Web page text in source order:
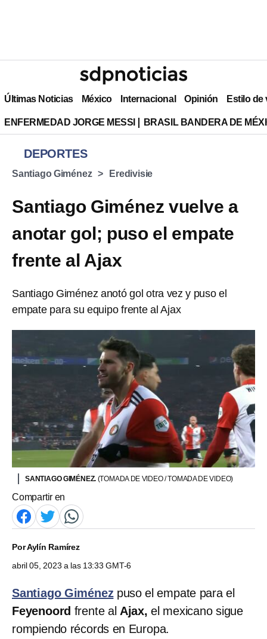
Últimas Noticias México Internacional Opinión Estilo de
ENFERMEDAD JORGE MESSI BRASIL BANDERA DE
DEPORTES
Santiago Giménez Eredivisie
Santiago Giménez vuelve a
anotar gol; puso el empate
frente al Ajax
Santiago Giménez anotó gol otra vez y puso el
empate para su equipo frente al Ajax
SANTIAGO GIMÉNEZ. (TOMADA DE VIDEO / TOMADA DE VIDEO)
Compartir en
PorAylín Ramírez
abril 05, 2023 a las 13:33 GMT-6
Santiago Giménezpuso el empate para el
Feyenoord frente al Ajax, el mexicano sigue
rompiendo récords en Europa.